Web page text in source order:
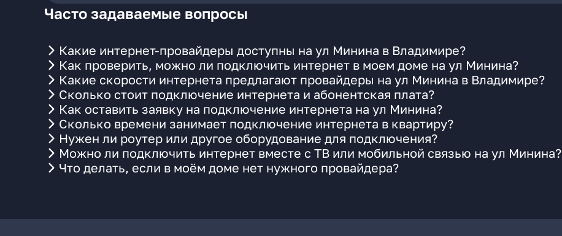
Часто задаваемые вопросы
Какие интернет-провайдеры доступны на ул Минина в Владимире?
Как проверить, можно ли подключить интернет в моем доме на ул Минина?
Какие скорости интернета предлагают провайдеры на ул Минина в Владимире?
Сколько стоит подключение интернета и абонентская плата?
Как оставить заявку на подключение интернета на ул Минина?
Сколько времени занимает подключение интернета в квартиру?
Нужен ли роутер или другое оборудование для подключения?
Можно ли подключить интернет вместе с ТВ или мобильной связью на ул Минина?
Что делать, если в моём доме нет нужного провайдера?